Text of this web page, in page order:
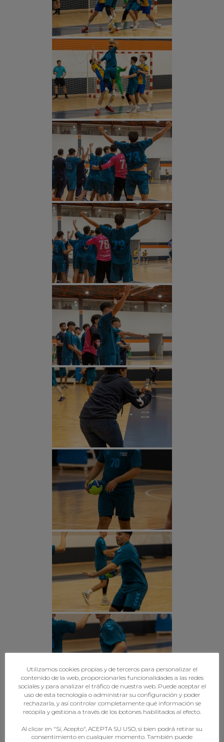
Utilizamos cookies propias y de terceros para personalizar el
contenido de la web, proporcionarles funcionalidades a las redes
sociales y para analizar el tráfico de nuestra web. Puede aceptar el
uso de esta tecnología o administrar su configuración y poder
rechazarla, y así controlar completamente qué información se
recopila y gestiona a través de los botones habilitados al efecto.
Al clicar en "Sí, Acepto", ACEPTA SU USO, si bien podrá retirar su
consentimiento en cualquier momento. También puede